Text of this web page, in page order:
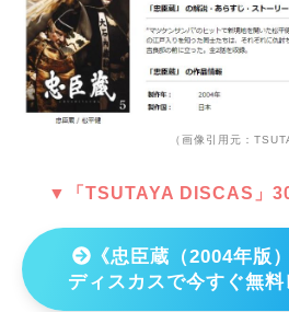
（画像引用元：
▼「TSUTAYA DISCAS」
《忠臣蔵（2004年版
ディスカスで今すぐ無料